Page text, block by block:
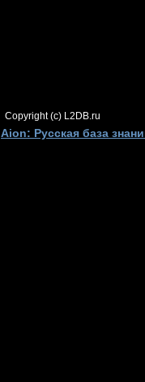
Copyright (c) L2DB.ru
Aion: Русская база